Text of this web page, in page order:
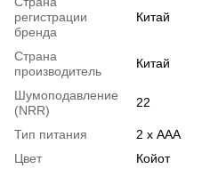
регистрации
бренда
Китай
Страна
производитель
Китай
Шумоподавление
(NRR)
22
Тип питания
2 х AAA
Цвет
Койот